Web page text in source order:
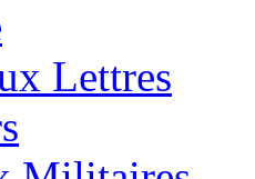
Lettres